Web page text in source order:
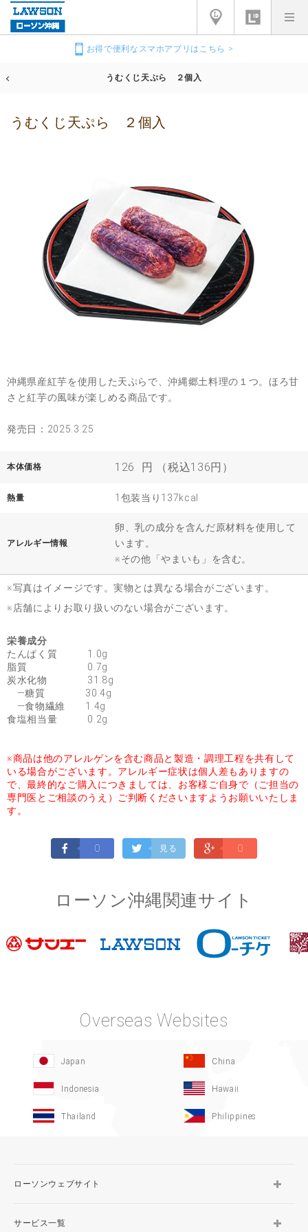
お得で便利なスマホアプリはこちら >
うむくじ天ぷら ２個入
うむくじ天ぷら ２個入
沖縄県産紅芋を使用した天ぷらで、沖縄郷土料理の１つ。ほろ甘
さと紅芋の風味が楽しめる商品です。
発売日：2025.3.25
本体価格 126 円 （税込136円）
熱量 1包装当り137kcal
アレルギー情報
卵、乳の成分を含んだ原材料を使用して
います。
※その他「やまいも」を含む。
※写真はイメージです。実物とは異なる場合がございます。
※店舗によりお取り扱いのない場合がございます。
栄養成分
たんぱく質 1.0g
脂質 0.7g
炭水化物 31.8g
―糖質 30.4g
―食物繊維 1.4g
食塩相当量 0.2g
※商品は他のアレルゲンを含む商品と製造・調理工程を共有して
いる場合がございます。アレルギー症状は個人差もありますの
で、最終的なご購入につきましては、お客様ご自身で（ご担当の
専門医とご相談のうえ）ご判断くださいますようお願いいたしま
す。
0 見る 0
ローソン沖縄関連サイト
Overseas Websites
Japan China
Indonesia Hawaii
Thailand Philippines
ローソンウェブサイト
サービス一覧